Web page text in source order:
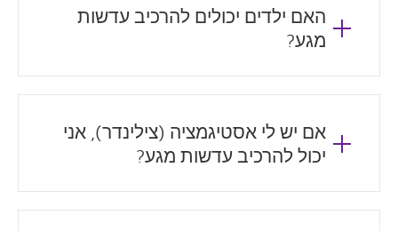
האם ילדים יכולים להרכיב עדשות
מגע?
אם יש לי אסטיגמציה (צילינדר), אני
יכול להרכיב עדשות מגע?